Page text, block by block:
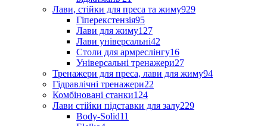
Лави, стійки для преса та жиму929
Гіперекстензія95
Лави для жиму127
Лави універсальні42
Столи для армреслінгу16
Універсальні тренажери27
Тренажери для преса, лави для жиму94
Гідравлічні тренажери22
Комбіновані станки124
Лави стійки підставки для залу229
Body-Solid11